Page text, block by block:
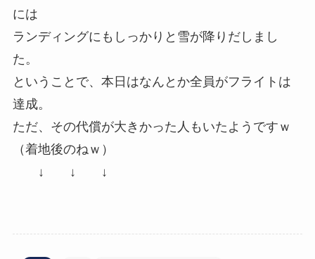
には
ランディングにもしっかりと雪が降りだしまし
た。
ということで、本日はなんとか全員がフライトは
達成。
ただ、その代償が大きかった人もいたようですｗ
（着地後のねｗ）
↓ ↓ ↓